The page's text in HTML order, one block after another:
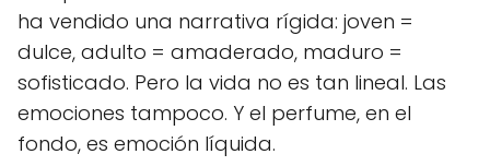
ha vendido una narrativa rígida: joven =
dulce, adulto = amaderado, maduro =
sofisticado. Pero la vida no es tan lineal. Las
emociones tampoco. Y el perfume, en el
fondo, es emoción líquida.